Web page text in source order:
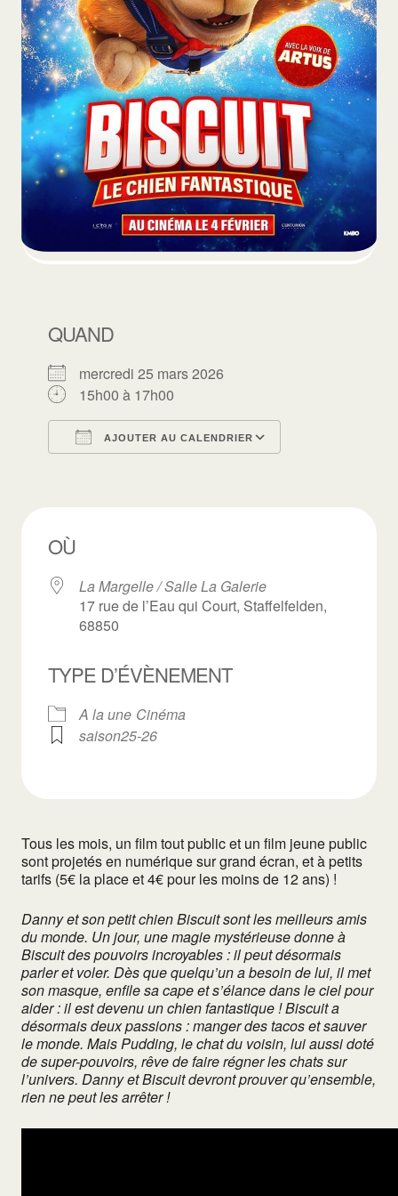
QUAND
mercredi 25 mars 2026
15h00 à 17h00
AJOUTER AU CALENDRIER
OÙ
La Margelle / Salle La Galerie
17 rue de l’Eau qui Court, Staffelfelden,
68850
TYPE D’ÉVÈNEMENT
A la une Cinéma
saison25-26
Tous les mois, un film tout public et un film jeune public
sont projetés en numérique sur grand écran, et à petits
tarifs (5€ la place et 4€ pour les moins de 12 ans) !
Danny et son petit chien Biscuit sont les meilleurs amis
du monde. Un jour, une magie mystérieuse donne à
Biscuit des pouvoirs incroyables : il peut désormais
parler et voler. Dès que quelqu’un a besoin de lui, il met
son masque, enfile sa cape et s’élance dans le ciel pour
aider : il est devenu un chien fantastique ! Biscuit a
désormais deux passions : manger des tacos et sauver
le monde. Mais Pudding, le chat du voisin, lui aussi doté
de super-pouvoirs, rêve de faire régner les chats sur
l’univers. Danny et Biscuit devront prouver qu’ensemble,
rien ne peut les arrêter !